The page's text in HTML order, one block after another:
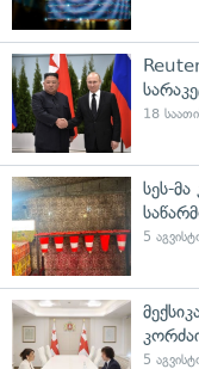
18
სეს-
5
5